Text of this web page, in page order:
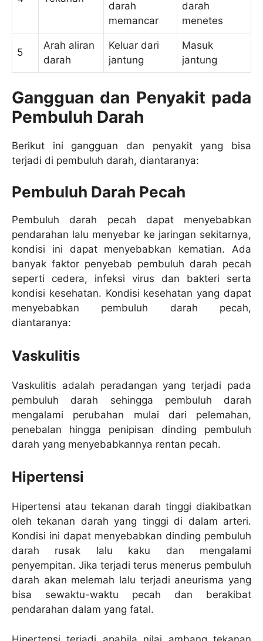
darah
memancar
darah
menetes
5
Arah aliran
darah
Keluar dari
jantung
Masuk
jantung
Gangguan dan Penyakit pada
Pembuluh Darah
Berikut ini gangguan dan penyakit yang bisa
terjadi di pembuluh darah, diantaranya:
Pembuluh Darah Pecah
Pembuluh darah pecah dapat menyebabkan
pendarahan lalu menyebar ke jaringan sekitarnya,
kondisi ini dapat menyebabkan kematian. Ada
banyak faktor penyebab pembuluh darah pecah
seperti cedera, infeksi virus dan bakteri serta
kondisi kesehatan. Kondisi kesehatan yang dapat
menyebabkan pembuluh darah pecah,
diantaranya:
Vaskulitis
Vaskulitis adalah peradangan yang terjadi pada
pembuluh darah sehingga pembuluh darah
mengalami perubahan mulai dari pelemahan,
penebalan hingga penipisan dinding pembuluh
darah yang menyebabkannya rentan pecah.
Hipertensi
Hipertensi atau tekanan darah tinggi diakibatkan
oleh tekanan darah yang tinggi di dalam arteri.
Kondisi ini dapat menyebabkan dinding pembuluh
darah rusak lalu kaku dan mengalami
penyempitan. Jika terjadi terus menerus pembuluh
darah akan melemah lalu terjadi aneurisma yang
bisa sewaktu-waktu pecah dan berakibat
pendarahan dalam yang fatal.